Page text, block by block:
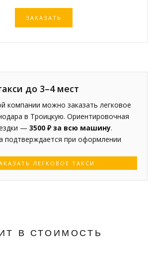
ЗАКАЗАТЬ
до 3–4 мест
компании можно заказать легковое
в Троицкую. Ориентировочная
— 3500 ₽ за всю машину.
подтверждается при оформлении
ЛЕГКОВОЕ ТАКСИ
В СТОИМОСТЬ